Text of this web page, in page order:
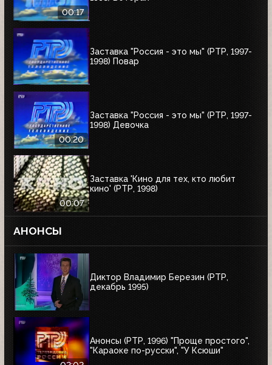
00:17
Заставка "Россия - это мы" (РТР, 1997-
1998) Повар
00:20
Заставка "Россия - это мы" (РТР, 1997-
1998) Девочка
00:07
Заставка 'Кино для тех, кто любит
кино' (РТР, 1998)
АНОНСЫ
Диктор Владимир Березин (РТР,
декабрь 1995)
Анонсы (РТР, 1996) "Проще простого",
"Караоке по-русски", "У Ксюши"